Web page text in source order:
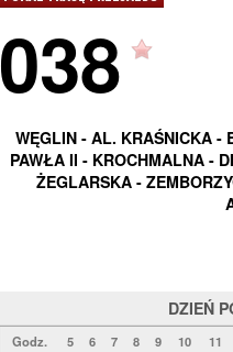
038
WĘGLIN - AL. KRAŚNICKA -
PAWŁA II - KROCHMALNA -
ŻEGLARSKA -
DZIEŃ
Godz. 5 6 7 8 9 10
11